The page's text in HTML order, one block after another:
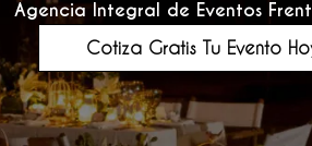
Agencia Integral de Eventos
Cotiza Gratis Tu Evento